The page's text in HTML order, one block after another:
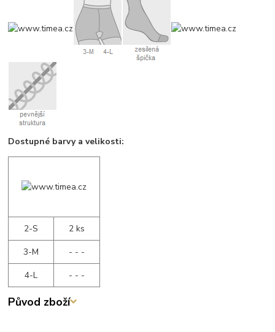
Dostupné barvy a velikosti:
2-S
2 ks
3-M
- - -
4-L
- - -
Původ zboží